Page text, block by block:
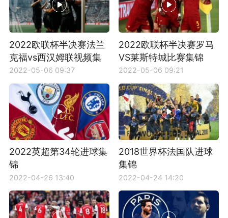
2022欧联杯半决赛法兰
克福vs西汉姆联视频集
锦
2022-05-06 09:37
2022欧联杯半决赛罗马
VS莱斯特城比赛集锦
2022-05-06 09:21
2022英超第34轮进球集
锦
2022-04-26 13:40
2018世界杯法国队进球
集锦
2022-04-24 14:20